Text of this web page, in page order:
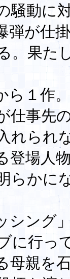
騒動に
弾が仕
。果た
１作
仕事先
れられ
登場人
らかに
ング
に行っ
母親を